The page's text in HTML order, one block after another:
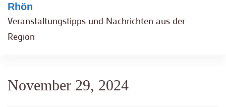
Rhön
Veranstaltungstipps und Nachrichten aus der
Region
November 29, 2024